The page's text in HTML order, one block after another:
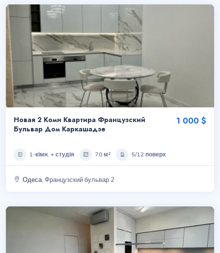
Новая 2 Комн Квартира Французский
Бульвар Дом Каркашадзе
1 000 $
1-кімн. + студія 70 м² 5/12 поверх
Одеса , Французский бульвар 2